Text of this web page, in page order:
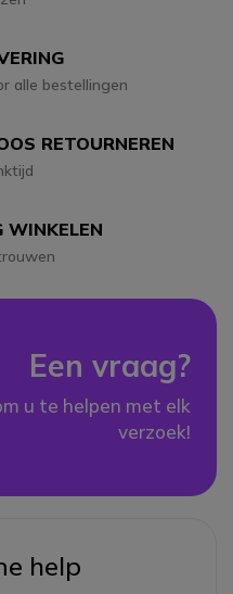
alle bestellingen
RETOURNEREN
WINKELEN
Een vraag?
u te helpen met elk
verzoek!
help